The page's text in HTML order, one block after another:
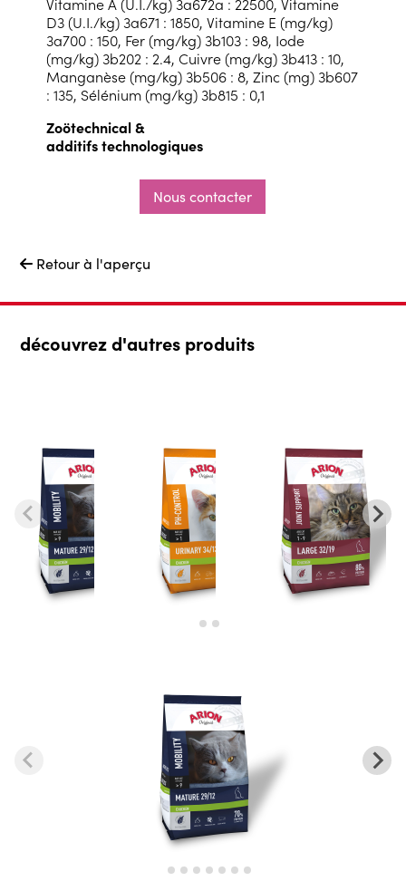
D3 (U.I./kg) 3a671 : 1850, Vitamine E (mg/kg)
3a700 : 150, Fer (mg/kg) 3b103 : 98, Iode
(mg/kg) 3b202 : 2.4, Cuivre (mg/kg) 3b413 : 10,
Manganèse (mg/kg) 3b506 : 8, Zinc (mg) 3b607
: 135, Sélénium (mg/kg) 3b815 : 0,1
Zoötechnical &
additifs technologiques
Nous contacter
 Retour à l'aperçu
découvrez d'autres produits